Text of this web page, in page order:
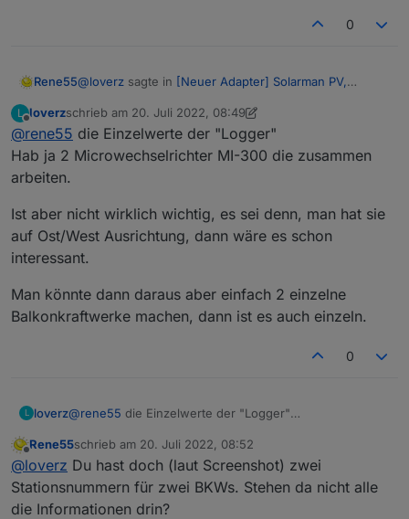
0
Rene55@loverz sagte in [Neuer Adapter] Solarman PV,
Übrigens in den Einstellungen ist die kleine
Zahl/Nummer die App ID und die Große das
Ist der in der UI auch so betitelt, oder nicht?
beobachtet, wobei es auch schon mal 'normal schnell'
geht.
Man sieht zwar nicht die Einzelwerte
Welche Einzelwerte vermisst du denn?
L
Offline
loverzschrieb am 20. Juli 2022, 08:49
zuletzt editiert von loverz
@rene55 die Einzelwerte der "Logger"
Hab ja 2 Microwechselrichter MI-300 die zusammen
arbeiten.
Ist aber nicht wirklich wichtig, es sei denn, man hat sie
auf Ost/West Ausrichtung, dann wäre es schon
interessant.
Man könnte dann daraus aber einfach 2 einzelne
Balkonkraftwerke machen, dann ist es auch einzeln.
0
L loverz@rene55 die Einzelwerte der "Logger"
arbeiten.
Ist aber nicht wirklich wichtig, es sei denn, man hat sie
auf Ost/West Ausrichtung, dann wäre es schon
interessant.
Man könnte dann daraus aber einfach 2 einzelne
Balkonkraftwerke machen, dann ist es auch einzeln.
Offline
Rene55schrieb am 20. Juli 2022, 08:52
zuletzt editiert von
@loverz Du hast doch (laut Screenshot) zwei
Stationsnummern für zwei BKWs. Stehen da nicht alle
die Informationen drin?